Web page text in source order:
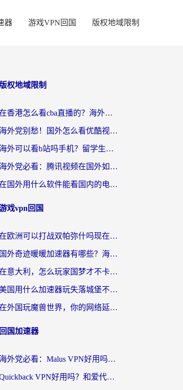
器 游戏VPN回国 版权地域限制
版权地域限制
在香港怎么看cba直播的？海外党体育观赛终极指南：告别版权限制，畅享中文解说
海外党别愁！国外怎么看优酷视频？一招解决追剧、看直播难题
海外可以看b站吗手机？留学生亲测有效的回国加速指南
海外党必看：腾讯视频在国外如何解除地域限制？附优酷咪咕使用指南
在国外用什么软件能看国内的电视剧啊？留学生亲测有效的回国加速方案
戏vpn回国
在欧洲可以打战双帕弥什吗现在？跨越延迟墙的实战指南
国外奇迹暖暖加速器有哪些？海外党国服游戏畅玩终极指南（附亲测推荐）
在意大利，怎么玩家国梦才不卡？这份终极加速指南请收好
美国用什么加速器玩失落城堡不卡？海外党亲测有效的国服游戏加速指南
在外国玩魔兽世界，你的网络延迟是最大的敌人
回国加速器
海外党必看：Malus VPN好用吗？和迅猛兔VPN对比哪个回国效果更好？附真实体验与避坑指南
Quickback VPN好用吗？和爱代理VPN对比哪个回国效果更好？